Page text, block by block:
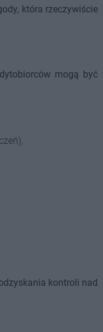
która rzeczywiście
mogą być
kontroli nad